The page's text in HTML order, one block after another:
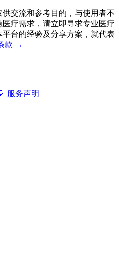
交流和参考目的，与使用者不
疗需求，请立即寻求专业医疗
台的经验及分享方案，就代表
款 →
服务声明